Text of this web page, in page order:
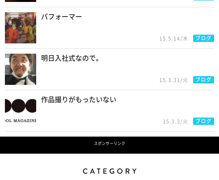
パフォーマー
15.5.14/木 ブログ
明日入社式なので。
15.3.31/火 ブログ
作品撮りがもったいない
15.3.3/火 ブログ
スポンサーリンク